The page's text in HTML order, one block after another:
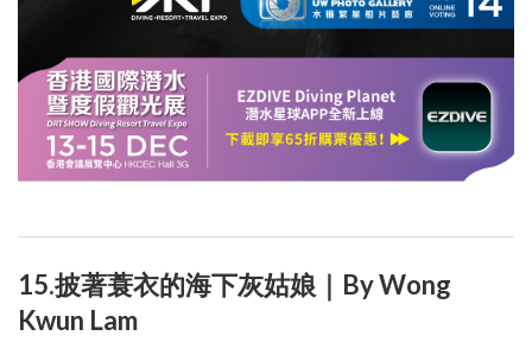
15.披著蓑衣的海下灰姑娘｜By Wong
Kwun Lam